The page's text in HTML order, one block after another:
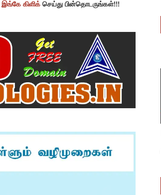
இங்கே கிளிக் செய்து பின்தொடருங்கள்!!!